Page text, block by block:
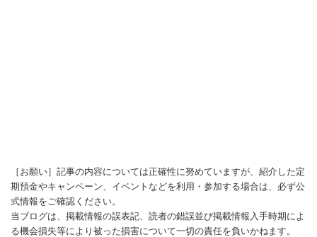
［お願い］記事の内容については正確性に努めていますが、紹介した定
期預金やキャンペーン、イベントなどを利用・参加する場合は、必ず公
式情報をご確認ください。
当ブログは、掲載情報の誤表記、読者の錯誤並び掲載情報入手時期によ
る機会損失等により被った損害について一切の責任を負いかねます。